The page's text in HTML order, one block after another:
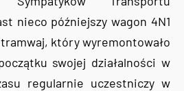
nieco późniejszy wagon 4N1
który wyremontowało
swojej działalności w
regularnie uczestniczy w